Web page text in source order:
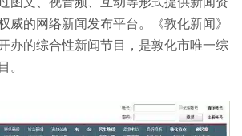
威的网络新闻发布平台。《敦化新闻》
办的综合性新闻节目，是敦化市唯一综